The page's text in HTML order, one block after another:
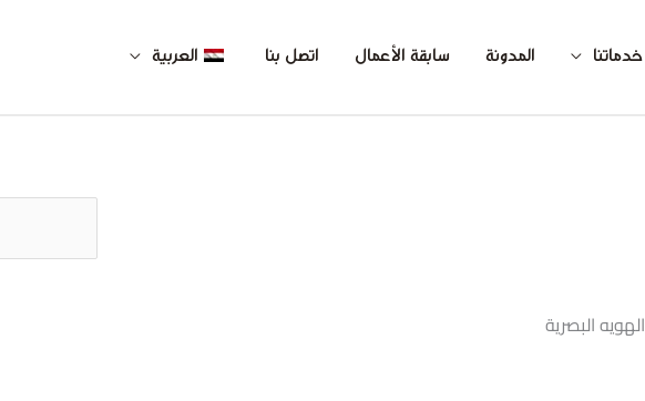
خدماتنا المدونة سابقة الأعمال اتصل بنا العربية
الهويه البصرية